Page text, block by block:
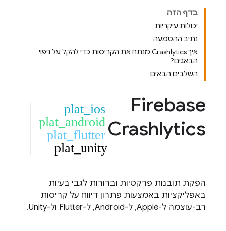
בדף הזה
יכולות עיקריות
נתיב ההטמעה
איך Crashlytics מנתח את הקריסות כדי להקל על ניפוי
הבאגים?
השלבים הבאים
Firebase
Crashlytics
plat_ios
plat_android
plat_flutter
plat_unity
הפקת תובנות פרקטיות וברורות לגבי בעיות
באפליקציות באמצעות פתרון דיווח על קריסות
רב-עוצמה ל-Apple, ל-Android, ל-Flutter ול-Unity.